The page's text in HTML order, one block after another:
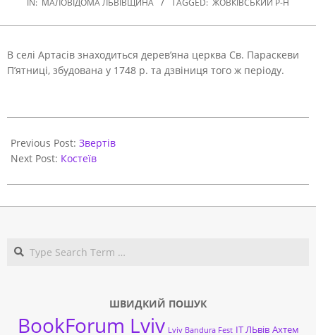
IN: МАЛОВІДОМА ЛЬВІВЩИНА TAGGED: ЖОВКІВСЬКИЙ Р-Н
В селі Артасів знаходиться дерев’яна церква Св. Параскеви
П’ятниці, збудована у 1748 р. та дзвіниця того ж періоду.
10-
16
Previous Post: Звертів
Next Post: Костеїв
ШВИДКИЙ ПОШУК
BookForum Lviv Lviv Bandura Fest ІТ ЛЬвів Ахтем